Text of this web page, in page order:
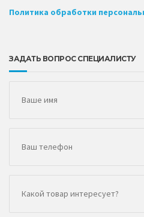
Политика обработки
ЗАДАТЬ ВОПРОС СПЕЦИАЛИСТУ